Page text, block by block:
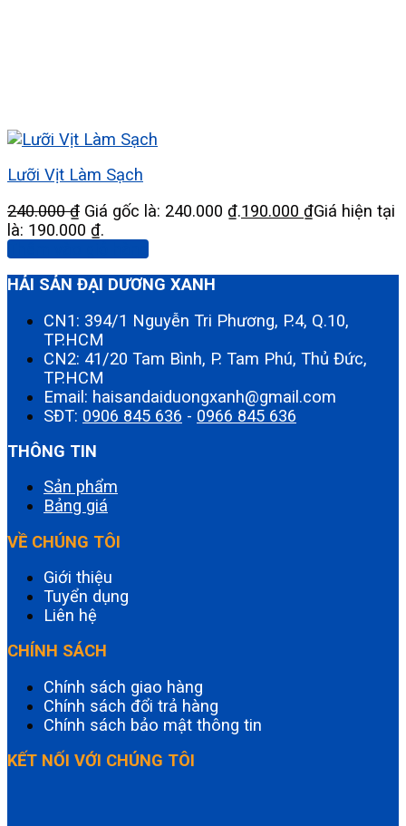
Lưỡi Vịt Làm Sạch
240.000₫ Giá gốc là: 240.000 ₫.190.000 ₫Giá hiện tại
là: 190.000 ₫.
Thêm vào giỏ hàng
HẢI SẢN ĐẠI DƯƠNG XANH
CN1: 394/1 Nguyễn Tri Phương, P.4, Q.10,
TP.HCM
CN2: 41/20 Tam Bình, P. Tam Phú, Thủ Đức,
TP.HCM
Email: haisandaiduongxanh@gmail.com
SĐT: 0906 845 636 - 0966 845 636
THÔNG TIN
Sản phẩm
Bảng giá
VỀ CHÚNG TÔI
Giới thiệu
Tuyển dụng
Liên hệ
CHÍNH SÁCH
Chính sách giao hàng
Chính sách đổi trả hàng
Chính sách bảo mật thông tin
KẾT NỐI VỚI CHÚNG TÔI